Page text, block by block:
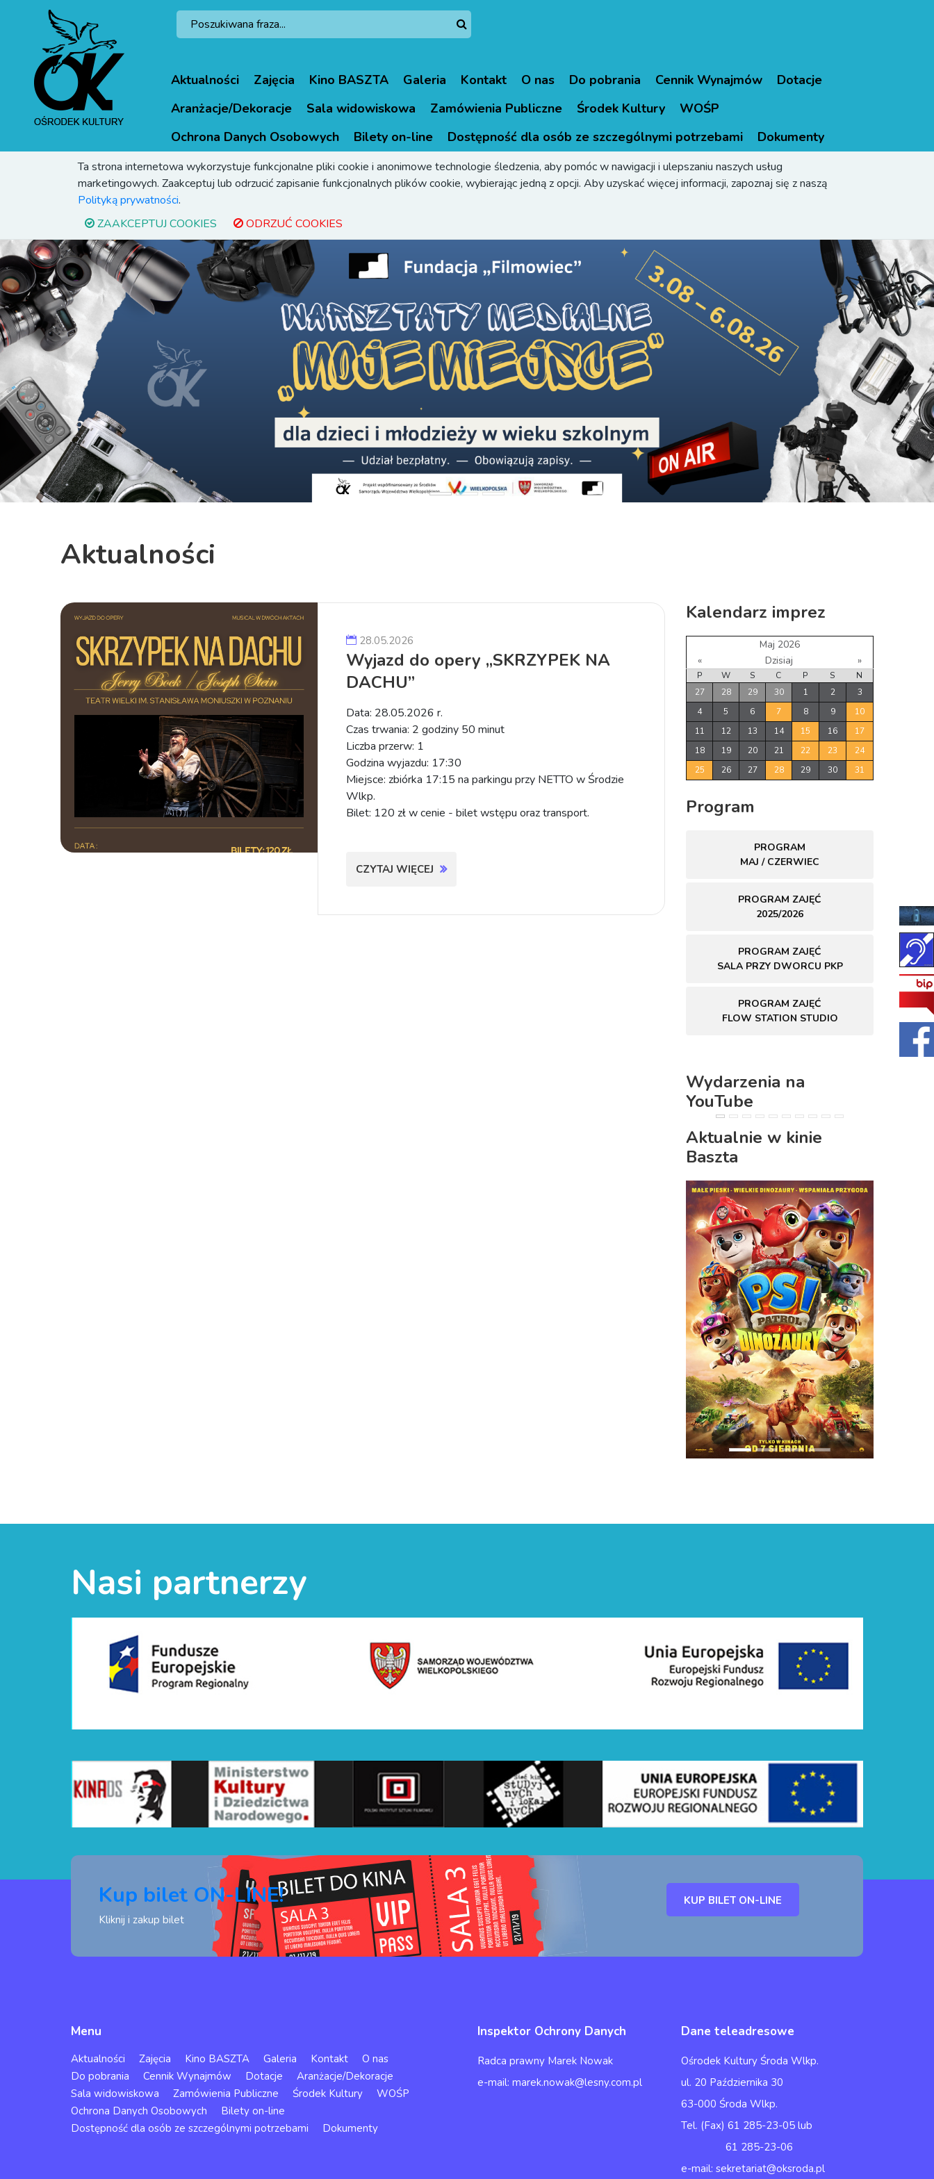
Aktualności Zajęcia Kino BASZTA Galeria Kontakt O nas Do pobrania Cennik Wynajmów
Dotacje
Aranżacje/Dekoracje
Sala widowiskowa Zamówienia Publiczne Środek Kultury
WOŚP
Ochrona Danych Osobowych
Bilety on-line Dostępność dla osób ze szczególnymi potrzebami Dokumenty
Ta strona internetowa wykorzystuje funkcjonalne pliki cookie i anonimowe technologie śledzenia, aby pomóc w nawigacji i ulepszaniu naszych usług
marketingowych. Zaakceptuj lub odrzucić zapisanie funkcjonalnych plików cookie, wybierając jedną z opcji. Aby uzyskać więcej informacji, zapoznaj się z naszą
Polityką prywatności.
ZAAKCEPTUJ COOKIES
ODRZUĆ COOKIES
Previous Next
Aktualności
28.05.2026
Wyjazd do opery „SKRZYPEK NA
DACHU”
Data: 28.05.2026 r.
Czas trwania: 2 godziny 50 minut
Liczba przerw: 1
Godzina wyjazdu: 17:30
Miejsce: zbiórka 17:15 na parkingu przy NETTO w Środzie
Wlkp.
Bilet: 120 zł w cenie - bilet wstępu oraz transport.
CZYTAJ WIĘCEJ
Kalendarz imprez
Maj 2026
«
Dzisiaj »
P W S C P S
N
27
28 29 30 1 2
3
4
5 6 7 8 9
10
11
12 13 14 15 16
17
18
19 20 21 22 23
24
25
26 27 28 29 30 31
Program
PROGRAM
MAJ / CZERWIEC
PROGRAM ZAJĘĆ
2025/2026
PROGRAM ZAJĘĆ
SALA PRZY DWORCU PKP
PROGRAM ZAJĘĆ
FLOW STATION STUDIO
Wydarzenia na
YouTube
PREVIOUS
Aktualnie w kinie
Baszta
PREVIOUS NEXT
Nasi partnerzy
Kup bilet ON-LINE!
Kliknij i zakup bilet
KUP BILET ON-LINE
Menu
Aktualności Zajęcia Kino BASZTA Galeria Kontakt
O nas
Do pobrania
Cennik Wynajmów Dotacje
Aranżacje/Dekoracje
Sala widowiskowa
Zamówienia Publiczne Środek Kultury
WOŚP
Ochrona Danych Osobowych
Bilety on-line
Dostępność dla osób ze szczególnymi potrzebami
Dokumenty
Inspektor Ochrony Danych
Radca prawny Marek Nowak
e-mail: marek.nowak@lesny.com.pl
Dane teleadresowe
Ośrodek Kultury Środa Wlkp.
ul. 20 Października 30
63-000 Środa Wlkp.
Tel. (Fax) 61 285-23-05 lub
61 285-23-06
e-mail: sekretariat@oksroda.pl